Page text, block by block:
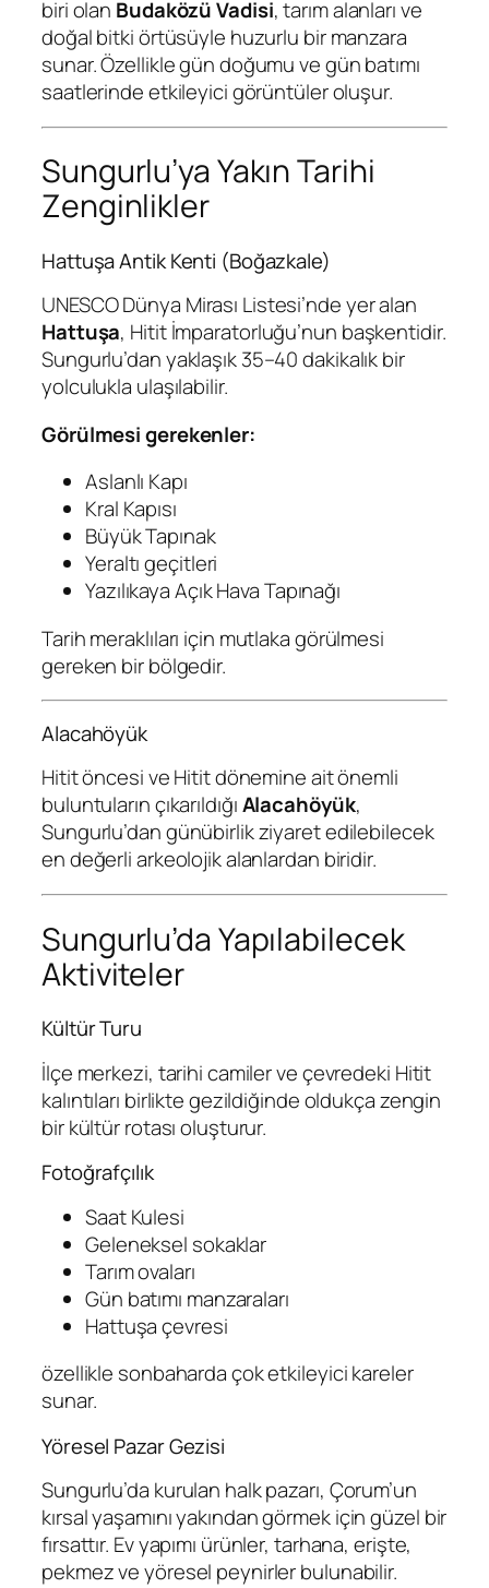
biri olan Budaközü Vadisi, tarım alanları ve
doğal bitki örtüsüyle huzurlu bir manzara
sunar. Özellikle gün doğumu ve gün batımı
saatlerinde etkileyici görüntüler oluşur.
Sungurlu’ya Yakın Tarihi
Zenginlikler
Hattuşa Antik Kenti (Boğazkale)
UNESCO Dünya Mirası Listesi’nde yer alan
Hattuşa, Hitit İmparatorluğu’nun başkentidir.
Sungurlu’dan yaklaşık 35–40 dakikalık bir
yolculukla ulaşılabilir.
Görülmesi gerekenler:
Aslanlı Kapı
Kral Kapısı
Büyük Tapınak
Yeraltı geçitleri
Yazılıkaya Açık Hava Tapınağı
Tarih meraklıları için mutlaka görülmesi
gereken bir bölgedir.
Alacahöyük
Hitit öncesi ve Hitit dönemine ait önemli
buluntuların çıkarıldığıAlacahöyük,
Sungurlu’dan günübirlik ziyaret edilebilecek
en değerli arkeolojik alanlardan biridir.
Sungurlu’da Yapılabilecek
Aktiviteler
Kültür Turu
İlçe merkezi, tarihi camiler ve çevredeki Hitit
kalıntıları birlikte gezildiğinde oldukça zengin
bir kültür rotası oluşturur.
Fotoğrafçılık
Saat Kulesi
Geleneksel sokaklar
Tarım ovaları
Gün batımı manzaraları
Hattuşa çevresi
özellikle sonbaharda çok etkileyici kareler
sunar.
Yöresel Pazar Gezisi
Sungurlu’da kurulan halk pazarı, Çorum’un
kırsal yaşamını yakından görmek için güzel bir
fırsattır. Ev yapımı ürünler, tarhana, erişte,
pekmez ve yöresel peynirler bulunabilir.